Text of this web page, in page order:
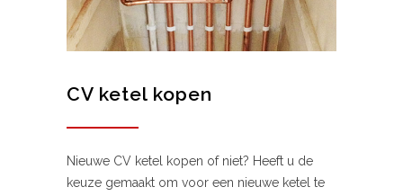
CV ketel kopen
Nieuwe CV ketel kopen of niet? Heeft u de
keuze gemaakt om voor een nieuwe ketel te